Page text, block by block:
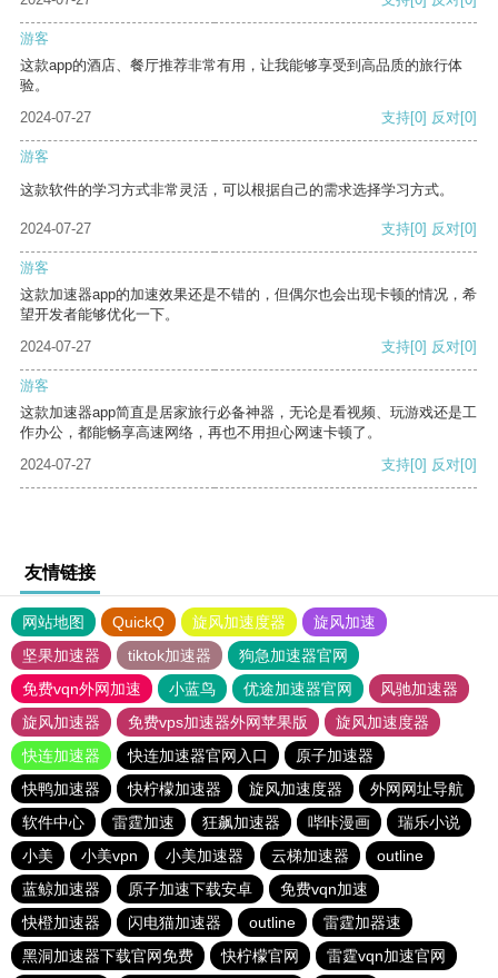
游客
这款app的酒店、餐厅推荐非常有用，让我能够享受到高品质的旅行体
验。
2024-07-27
支持[0] 反对[0]
游客
这款软件的学习方式非常灵活，可以根据自己的需求选择学习方式。
2024-07-27 支持[0] 反对[0]
游客
这款加速器app的加速效果还是不错的，但偶尔也会出现卡顿的情况，希
望开发者能够优化一下。
2024-07-27
支持[0] 反对[0]
游客
这款加速器app简直是居家旅行必备神器，无论是看视频、玩游戏还是工
作办公，都能畅享高速网络，再也不用担心网速卡顿了。
2024-07-27
支持[0] 反对[0]
友情链接
网站地图 QuickQ 旋风加速度器
旋风加速
坚果加速器
tiktok加速器
狗急加速器官网
免费vqn外网加速
小蓝鸟 优途加速器官网
风驰加速器
旋风加速器
免费vps加速器外网苹果版
旋风加速度器
快连加速器
快连加速器官网入口
原子加速器
快鸭加速器
快柠檬加速器 旋风加速度器
外网网址导航
软件中心
雷霆加速 狂飙加速器 哔咔漫画
瑞乐小说
小美
小美vpn 小美加速器 云梯加速器
outline
蓝鲸加速器
原子加速下载安卓
免费vqn加速
快橙加速器
闪电猫加速器 outline
雷霆加器速
黑洞加速器下载官网免费
快柠檬官网 雷霆vqn加速官网